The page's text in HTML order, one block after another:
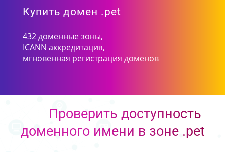
Купить домен .pet
432 доменные зоны,
ICANN аккредитация,
мгновенная регистрация доменов
Проверить доступность
доменного имени в зоне .pet